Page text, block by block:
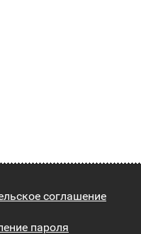
соглашение
пароля